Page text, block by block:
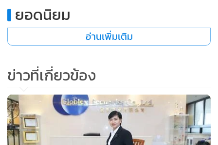
ของสหรัฐฯ รวมทั้งคณะกรรมการบริหารนโยบายพลังงาน (กบง.)
จะประชุมพิจารณาปรับสูตรราคาน้ำมันหน้าโรงกลั่น-ค่าการ
ตลาด และในวันที่ 23 เม.ย. สหภาพยุโรป (EU) และสหรัฐฯ จะ
ภาคบริการเบื้องต้นเดือน เม.ย.
ด้านนายณัฐวุฒิ วงศ์เยาวรักษ์ ผู้อำนวยการฝ่ายวิจัย บริษัทหลัก
ทรัพย์โกลเบล็ก จำกัด กล่าวว่า ตลาดหุ้นไทยมีแนวโน้มผันผวนใน
กรอบที่สูงขึ้นจากสัปดาห์ก่อนหน้า คาด SET เคลื่อนไหวอยู่ใน
กรอบ 1,745-1,790 จุด แนะนำซื้อเก็งกำไร หุ้นที่มีปัจจัยบวก
ยอดนิยม
อ่านเพิ่มเติม
ข่าวที่เกี่ยวข้อง